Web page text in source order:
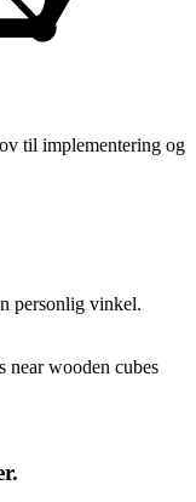
til implementering og
personlig vinkel.